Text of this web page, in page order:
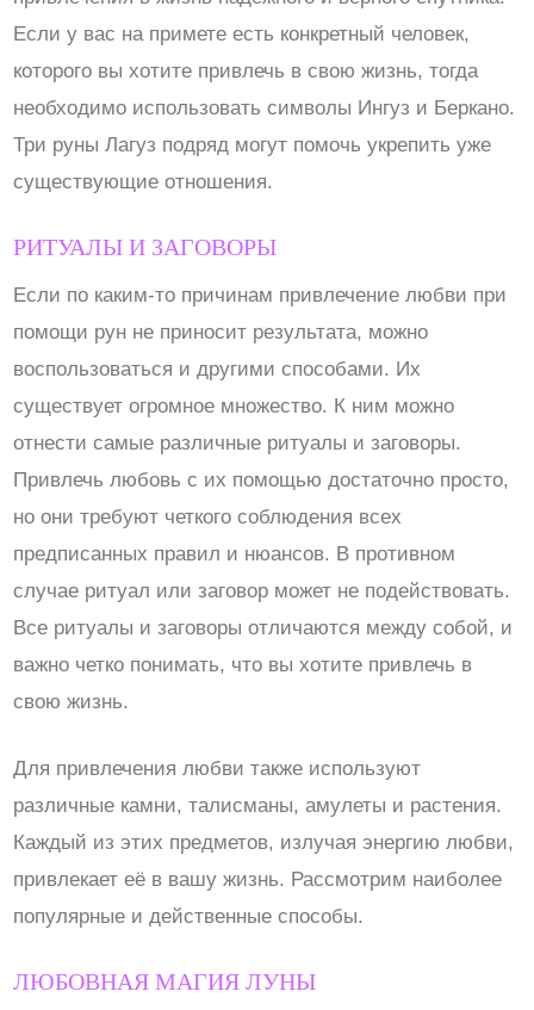
Если у вас на примете есть конкретный человек,
которого вы хотите привлечь в свою жизнь, тогда
необходимо использовать символы Ингуз и Беркано.
Три руны Лагуз подряд могут помочь укрепить уже
существующие отношения.
РИТУАЛЫ И ЗАГОВОРЫ
Если по каким-то причинам привлечение любви при
помощи рун не приносит результата, можно
воспользоваться и другими способами. Их
существует огромное множество. К ним можно
отнести самые различные ритуалы и заговоры.
Привлечь любовь с их помощью достаточно просто,
но они требуют четкого соблюдения всех
предписанных правил и нюансов. В противном
случае ритуал или заговор может не подействовать.
Все ритуалы и заговоры отличаются между собой, и
важно четко понимать, что вы хотите привлечь в
свою жизнь.
Для привлечения любви также используют
различные камни, талисманы, амулеты и растения.
Каждый из этих предметов, излучая энергию любви,
привлекает её в вашу жизнь. Рассмотрим наиболее
популярные и действенные способы.
ЛЮБОВНАЯ МАГИЯ ЛУНЫ